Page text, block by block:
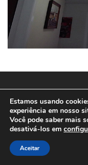
Estamos usando
experiência em nosso
Você pode saber mais
desativá-los em
Aceitar